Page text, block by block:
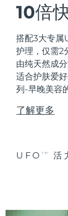
10倍
搭配3大专属
护理，仅需2
由纯天然成
适合护肤爱
列-早晚美容
了解更多
UFO TM 活